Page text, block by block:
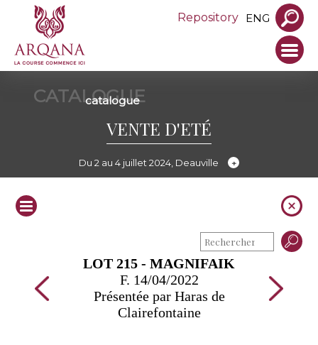
Repository ENG
CATALOGUE
catalogue
VENTE D'ETÉ
Du 2 au 4 juillet 2024, Deauville
LOT 215 - MAGNIFAIK
F. 14/04/2022
Présentée par Haras de
Clairefontaine